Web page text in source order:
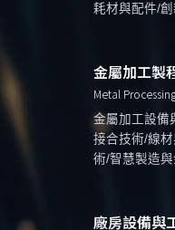
耗材與配件/
金屬加工製
Metal
金屬加工設備
接合技術/線
術/智慧製造
廠房設備與